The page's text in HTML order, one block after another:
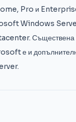
Pro и
Windows
Съществена
е и